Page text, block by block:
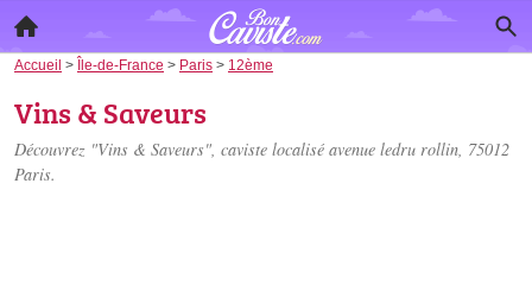
Accueil > Île-de-France > Paris > 12ème
Vins & Saveurs
Découvrez "Vins & Saveurs", caviste localisé avenue ledru rollin, 75012
Paris.